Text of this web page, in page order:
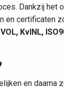
Dankzij het
en certificaten
KvINL,
en daarna